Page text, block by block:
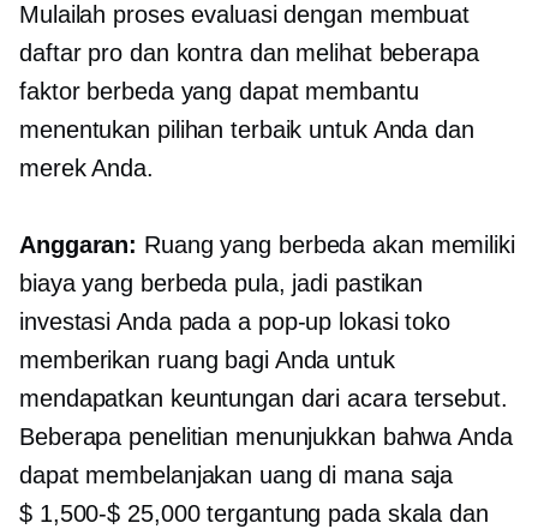
Mulailah proses evaluasi dengan membuat
daftar pro dan kontra dan melihat beberapa
faktor berbeda yang dapat membantu
menentukan pilihan terbaik untuk Anda dan
merek Anda.
Anggaran: Ruang yang berbeda akan memiliki
biaya yang berbeda pula, jadi pastikan
investasi Anda pada a pop-up lokasi toko
memberikan ruang bagi Anda untuk
mendapatkan keuntungan dari acara tersebut.
Beberapa penelitian menunjukkan bahwa Anda
dapat membelanjakan uang di mana saja
$ 1,500-$ 25,000tergantung pada skala dan